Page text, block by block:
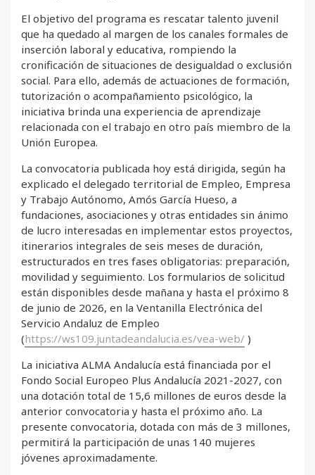
El objetivo del programa es rescatar talento juvenil
que ha quedado al margen de los canales formales de
inserción laboral y educativa, rompiendo la
cronificación de situaciones de desigualdad o exclusión
social. Para ello, además de actuaciones de formación,
tutorización o acompañamiento psicológico, la
iniciativa brinda una experiencia de aprendizaje
relacionada con el trabajo en otro país miembro de la
Unión Europea.
La convocatoria publicada hoy está dirigida, según ha
explicado el delegado territorial de Empleo, Empresa
y Trabajo Autónomo, Amós García Hueso, a
fundaciones, asociaciones y otras entidades sin ánimo
de lucro interesadas en implementar estos proyectos,
itinerarios integrales de seis meses de duración,
estructurados en tres fases obligatorias: preparación,
movilidad y seguimiento. Los formularios de solicitud
están disponibles desde mañana y hasta el próximo 8
de junio de 2026, en la Ventanilla Electrónica del
Servicio Andaluz de Empleo
(https://ws109.juntadeandalucia.es/vea-web/ )
La iniciativa ALMA Andalucía está financiada por el
Fondo Social Europeo Plus Andalucía 2021-2027, con
una dotación total de 15,6 millones de euros desde la
anterior convocatoria y hasta el próximo año. La
presente convocatoria, dotada con más de 3 millones,
permitirá la participación de unas 140 mujeres
jóvenes aproximadamente.